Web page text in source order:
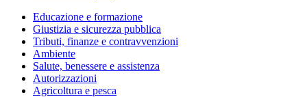
Educazione e formazione
Giustizia e sicurezza pubblica
Tributi, finanze e contravvenzioni
Ambiente
Salute, benessere e assistenza
Autorizzazioni
Agricoltura e pesca